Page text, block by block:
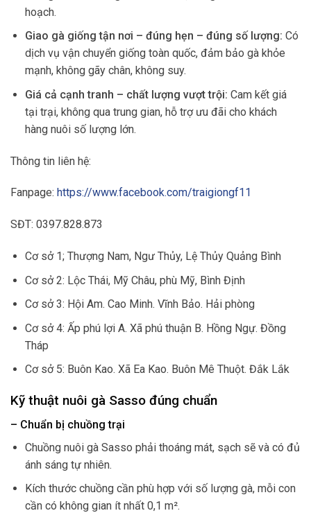
hoạch.
Giao gà giống tận nơi – đúng hẹn – đúng số lượng: Có
dịch vụ vận chuyển giống toàn quốc, đảm bảo gà khỏe
mạnh, không gãy chân, không suy.
Giá cả cạnh tranh – chất lượng vượt trội: Cam kết giá
tại trại, không qua trung gian, hỗ trợ ưu đãi cho khách
hàng nuôi số lượng lớn.
Thông tin liên hệ:
Fanpage: https://www.facebook.com/traigiongf11
SĐT: 0397.828.873
Cơ sở 1; Thượng Nam, Ngư Thủy, Lệ Thủy Quảng Bình
Cơ sở 2: Lộc Thái, Mỹ Châu, phù Mỹ, Bình Định
Cơ sở 3: Hội Am. Cao Minh. Vĩnh Bảo. Hải phòng
Cơ sở 4: Ấp phú lợi A. Xã phú thuận B. Hồng Ngự. Đồng
Tháp
Cơ sở 5: Buôn Kao. Xã Ea Kao. Buôn Mê Thuột. Đắk Lắk
Kỹ thuật nuôi gà Sasso đúng chuẩn
– Chuẩn bị chuồng trại
Chuồng nuôi gà Sasso phải thoáng mát, sạch sẽ và có đủ
ánh sáng tự nhiên.
Kích thước chuồng cần phù hợp với số lượng gà, mỗi con
cần có không gian ít nhất 0,1 m².